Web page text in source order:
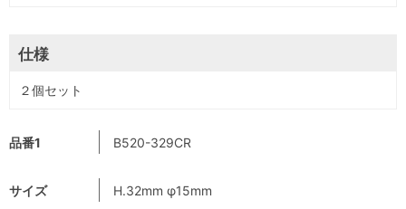
品番1 B520-329CR
サイズ H.32mm φ15mm
仕様
２個セット